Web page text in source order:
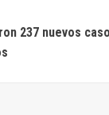
237 nuevos